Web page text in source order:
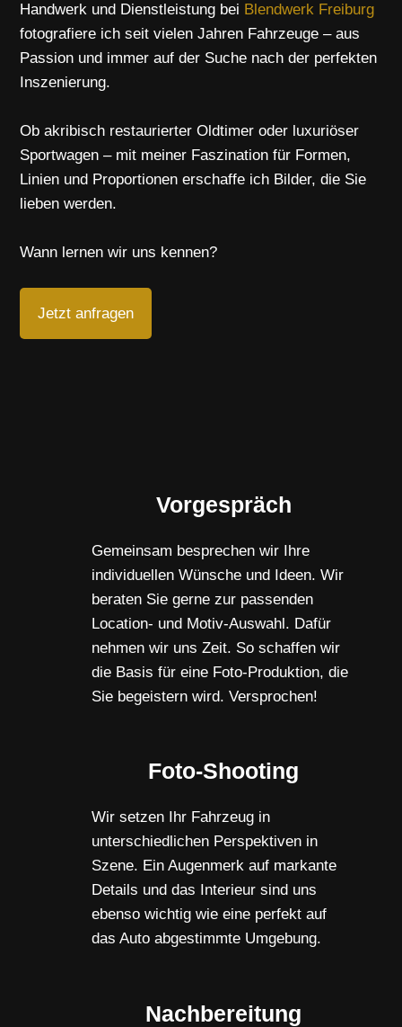
Handwerk und Dienstleistung bei Blendwerk Freiburg
fotografiere ich seit vielen Jahren Fahrzeuge – aus
Passion und immer auf der Suche nach der perfekten
Inszenierung.
Ob akribisch restaurierter Oldtimer oder luxuriöser
Sportwagen – mit meiner Faszination für Formen,
Linien und Proportionen erschaffe ich Bilder, die Sie
lieben werden.
Wann lernen wir uns kennen?
Jetzt anfragen
Vorgespräch
Gemeinsam besprechen wir Ihre
individuellen Wünsche und Ideen. Wir
beraten Sie gerne zur passenden
Location- und Motiv-Auswahl. Dafür
nehmen wir uns Zeit. So schaffen wir
die Basis für eine Foto-Produktion, die
Sie begeistern wird. Versprochen!
Foto-Shooting
Wir setzen Ihr Fahrzeug in
unterschiedlichen Perspektiven in
Szene. Ein Augenmerk auf markante
Details und das Interieur sind uns
ebenso wichtig wie eine perfekt auf
das Auto abgestimmte Umgebung.
Nachbereitung